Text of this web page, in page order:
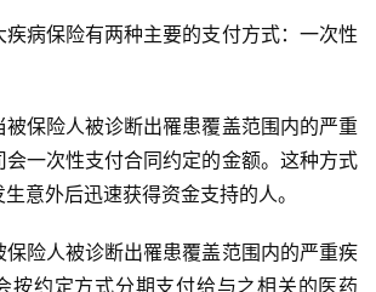
病保险有两种主要的支付方式：一次性
保险人被诊断出罹患覆盖范围内的严重
一次性支付合同约定的金额。这种方式
意外后迅速获得资金支持的人。
保险人被诊断出罹患覆盖范围内的严重疾
按约定方式分期支付给与之相关的医药